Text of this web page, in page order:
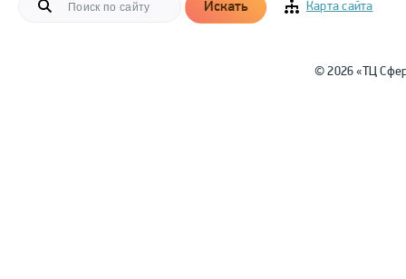
Искать Карта сайта
© 2026 «ТЦ